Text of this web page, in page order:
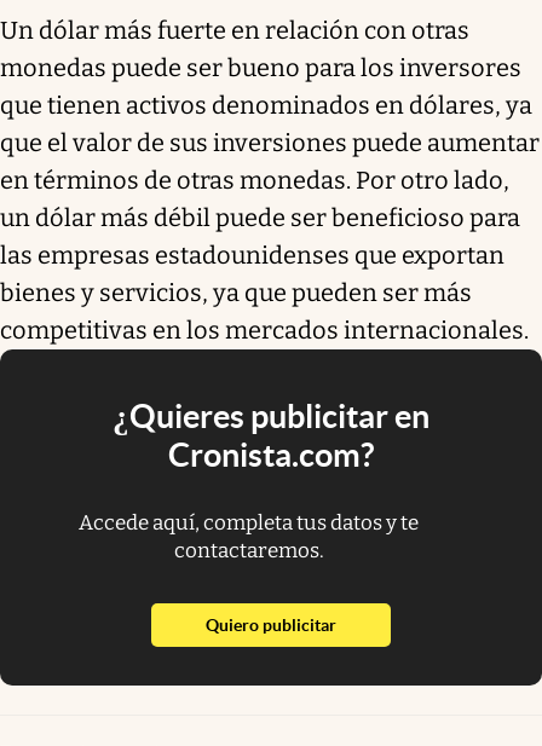
Un dólar más fuerte en relación con otras
monedas puede ser bueno para los inversores
que tienen activos denominados en dólares, ya
que el valor de sus inversiones puede aumentar
en términos de otras monedas. Por otro lado,
un dólar más débil puede ser beneficioso para
las empresas estadounidenses que exportan
bienes y servicios, ya que pueden ser más
competitivas en los mercados internacionales.
¿Quieres publicitar en
Cronista.com?
Accede aquí, completa tus datos y te
contactaremos.
Quiero publicitarabre en nueva pestaña